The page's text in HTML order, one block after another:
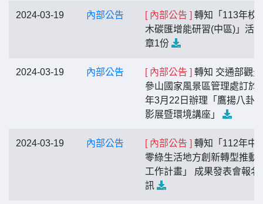
2024-03-19 內部公告 [ 內部公告 ] 轉知「113年校
木碳匯增能研習(中區)」活
章1份
2024-03-19 內部公告 [ 內部公告 ] 轉知 交通部觀
參山國家風景區管理處訂於
年3月22日辦理「鷹揚八卦
影展暨環境講座」
2024-03-19 內部公告 [ 內部公告 ] 轉知「112年中
零綠生活地方創新轉型推動
工作計畫」 成果發表會報名
訊